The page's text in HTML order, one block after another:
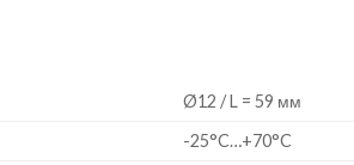
Ø12 / L = 59 мм
-25°C…+70°C